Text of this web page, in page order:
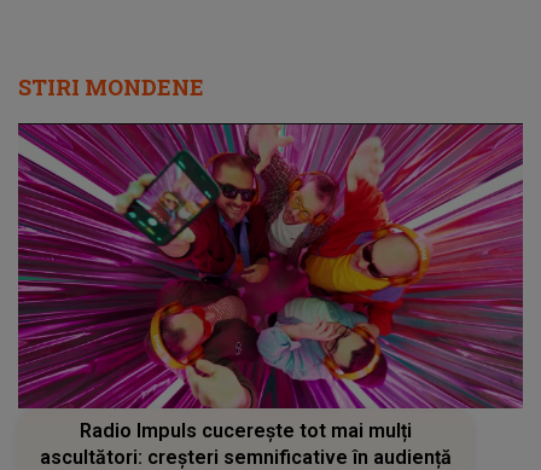
STIRI MONDENE
Radio Impuls cucerește tot mai mulți
ascultători: creșteri semnificative în audiență